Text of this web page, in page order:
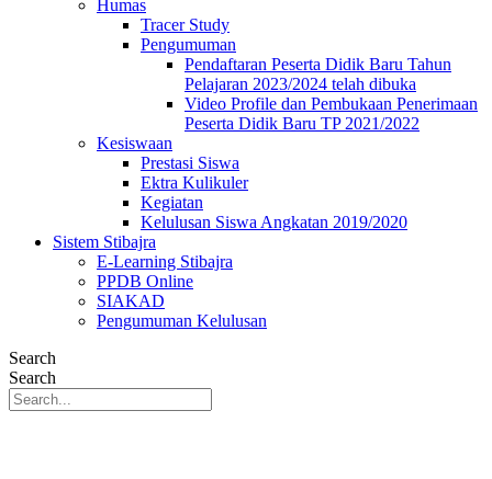
Humas
Tracer Study
Pengumuman
Pendaftaran Peserta Didik Baru Tahun
Pelajaran 2023/2024 telah dibuka
Video Profile dan Pembukaan Penerimaan
Peserta Didik Baru TP 2021/2022
Kesiswaan
Prestasi Siswa
Ektra Kulikuler
Kegiatan
Kelulusan Siswa Angkatan 2019/2020
Sistem Stibajra
E-Learning Stibajra
PPDB Online
SIAKAD
Pengumuman Kelulusan
Search
Search